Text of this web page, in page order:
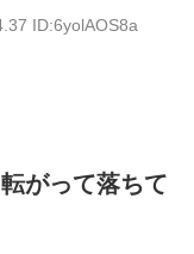
ID:6yolAOS8a
がって落ちて